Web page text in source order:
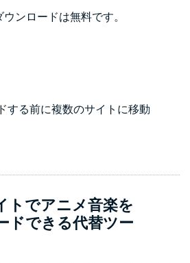
ンロードは無料です。
する前に複数のサイトに移動
トでアニメ音楽を
ドできる代替ツー